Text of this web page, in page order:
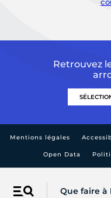
Menu Que faire à
Retrouvez
Mentions légales
Open Data